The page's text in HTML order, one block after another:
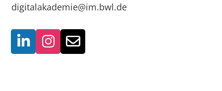
digitalakademie@im.bwl.de